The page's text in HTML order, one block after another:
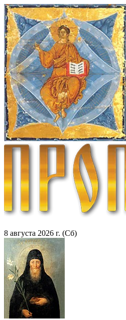
8 августа 2026 г. (Сб)